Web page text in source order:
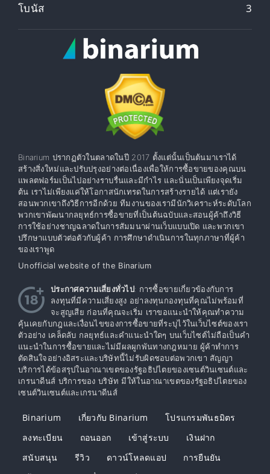
โบนัส
3
Binarium ปรากฏตัวในตลาดในปี 2017 ตั้งแต่นั้นเป็นต้นมาเราได้
สร้างสิ่งใหม่และปรับปรุงอย่างต่อเนื่องเพื่อให้การซื้อขายของคุณบน
แพลตฟอร์มเป็นไปอย่างราบรื่นและมีกำไร และนั่นเป็นเพียงจุดเริ่ม
ต้น เราไม่เพียงแค่ให้โอกาสนักเทรดในการสร้างรายได้ แต่เรายัง
สอนพวกเขาถึงวิธีการอีกด้วย ทีมงานของเรามีนักวิเคราะห์ระดับโลก
พวกเขาพัฒนากลยุทธ์การซื้อขายที่เป็นต้นฉบับและสอนผู้ค้าถึงวิธี
การใช้อย่างชาญฉลาดในการสัมมนาผ่านเว็บแบบเปิด และพวกเขา
ปรึกษาแบบตัวต่อตัวกับผู้ค้า การศึกษาดำเนินการในทุกภาษาที่ผู้ค้า
ของเราพูด
Unofficial website of the Binarium
ประกาศความเสี่ยงทั่วไป: การซื้อขายเกี่ยวข้องกับการ
ลงทุนที่มีความเสี่ยงสูง อย่าลงทุนกองทุนที่คุณไม่พร้อมที่
จะสูญเสีย ก่อนที่คุณจะเริ่ม เราขอแนะนำให้คุณทำความ
คุ้นเคยกับกฎและเงื่อนไขของการซื้อขายที่ระบุไว้ในเว็บไซต์ของเรา
ตัวอย่าง เคล็ดลับ กลยุทธ์และคำแนะนำใดๆ บนเว็บไซต์ไม่ถือเป็นคำ
แนะนำในการซื้อขายและไม่มีผลผูกพันทางกฎหมาย ผู้ค้าทำการ
ตัดสินใจอย่างอิสระและบริษัทนี้ไม่รับผิดชอบต่อพวกเขา สัญญา
บริการได้ข้อสรุปในอาณาเขตของรัฐอธิปไตยของเซนต์วินเซนต์และ
เกรนาดีนส์ บริการของ บริษัท มีให้ในอาณาเขตของรัฐอธิปไตยของ
เซนต์วินเซนต์และเกรนาดีนส์
Binarium เกี่ยวกับ Binarium
โปรแกรมพันธมิตร
ลงทะเบียน
ถอนออก เข้าสู่ระบบ
เงินฝาก
สนับสนุน
รีวิว ดาวน์โหลดแอป
การยืนยัน